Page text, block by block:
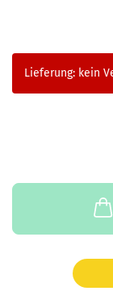
Lieferung: kein